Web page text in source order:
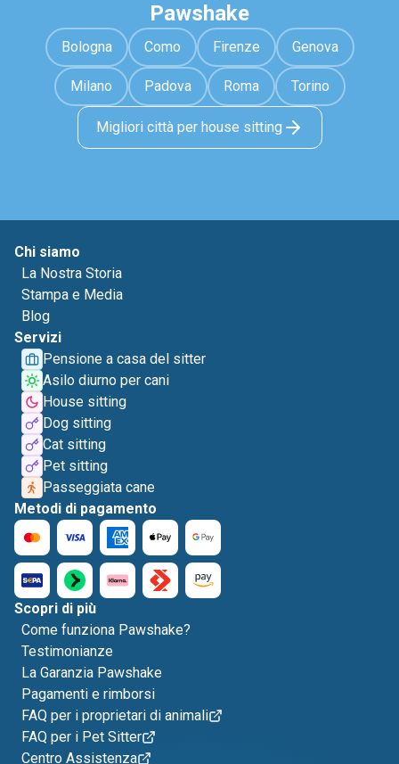
Pawshake
Bologna Como Firenze Genova
Milano Padova Roma Torino
Migliori città per house sitting
Chi siamo
La Nostra Storia
Stampa e Media
Blog
Servizi
Pensione a casa del sitter
Asilo diurno per cani
House sitting
Dog sitting
Cat sitting
Pet sitting
Passeggiata cane
Metodi di pagamento
Scopri di più
Come funziona Pawshake?
Testimonianze
La Garanzia Pawshake
Pagamenti e rimborsi
FAQ per i proprietari di animali
FAQ per i Pet Sitter
Centro Assistenza